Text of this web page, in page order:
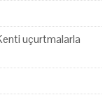
uçurtmalarla